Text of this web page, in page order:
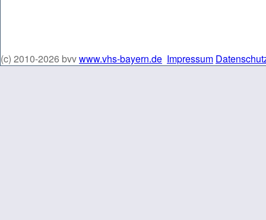
(c) 2010-2026 bvvwww.vhs-bayern.de Impressum